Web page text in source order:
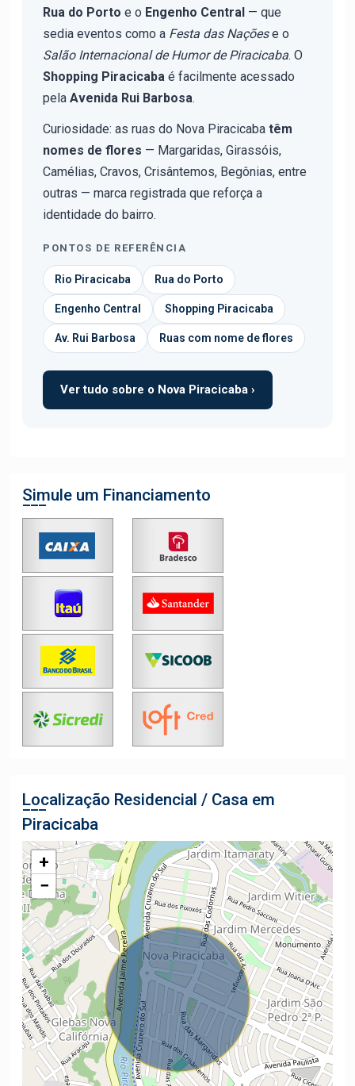
Rua do Porto e o Engenho Central — que
sedia eventos como a Festa das Naçõese o
Salão Internacional de Humor de Piracicaba. O
Shopping Piracicaba é facilmente acessado
pela Avenida Rui Barbosa.
Curiosidade: as ruas do Nova Piracicaba têm
nomes de flores — Margaridas, Girassóis,
Camélias, Cravos, Crisântemos, Begônias, entre
outras — marca registrada que reforça a
identidade do bairro.
PONTOS DE REFERÊNCIA
Rio Piracicaba Rua do Porto
Engenho Central Shopping Piracicaba
Av. Rui Barbosa Ruas com nome de flores
Ver tudo sobre o Nova Piracicaba ›
Simule um Financiamento
Localização Residencial / Casa em
Piracicaba
+
−